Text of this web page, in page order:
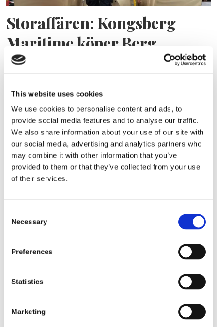
This website uses cookies
We use cookies to personalise content and ads, to
provide social media features and to analyse our traffic.
We also share information about your use of our site with
our social media, advertising and analytics partners who
may combine it with other information that you’ve
provided to them or that they’ve collected from your use
of their services.
Selection
Necessary
Preferences
Statistics
Marketing
Storaffären: Kongsberg
Maritime köper Berg
Propulsion